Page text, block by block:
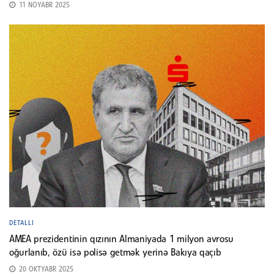
11 NOYABR 2025
DETALLI
AMEA prezidentinin qızının Almaniyada 1 milyon avrosu
oğurlanıb, özü isə polisə getmək yerinə Bakıya qaçıb
20 OKTYABR 2025